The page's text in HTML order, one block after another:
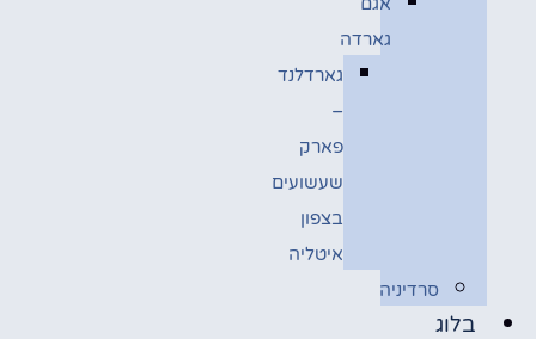
גארדה
גארדלנד
–
פארק
שעשועים
בצפון
איטליה
סרדיניה
בלוג